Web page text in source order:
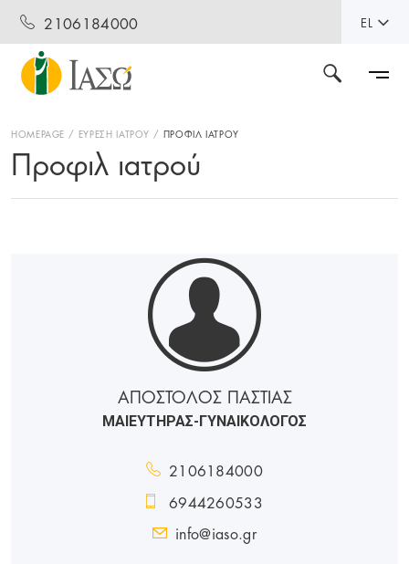
2106184000 EL
HOMEPAGE ΕΥΡΕΣΗ ΙΑΤΡΟΥ ΠΡΟΦΙΛ ΙΑΤΡΟΥ
Προφιλ ιατρού
ΑΠΟΣΤΟΛΟΣ ΠΑΣΤΙΑΣ
ΜΑΙΕΥΤΗΡΑΣ-ΓΥΝΑΙΚΟΛΟΓΟΣ
2106184000
6944260533
info@iaso.gr